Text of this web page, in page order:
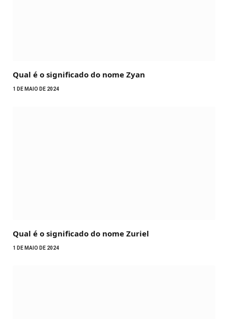
Qual é o significado do nome Zyan
1 DE MAIO DE 2024
Qual é o significado do nome Zuriel
1 DE MAIO DE 2024